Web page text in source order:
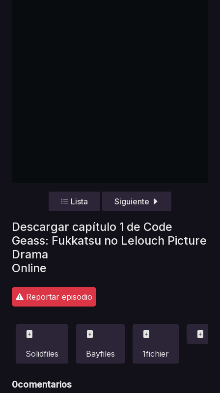
Lista Siguiente
Descargar capítulo 1 de Code
Geass: Fukkatsu no Lelouch Picture
Drama
Online
Reportar episodio
Solidfiles Bayfiles 1fichier
0comentarios